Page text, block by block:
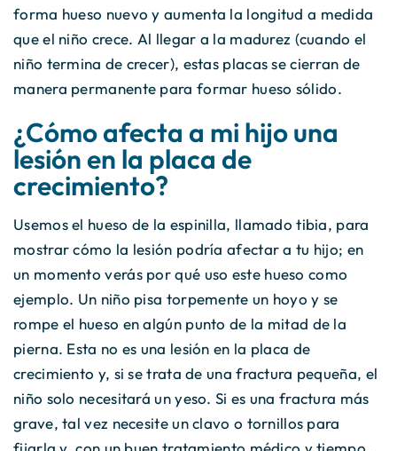
forma hueso nuevo y aumenta la longitud a medida
que el niño crece. Al llegar a la madurez (cuando el
niño termina de crecer), estas placas se cierran de
manera permanente para formar hueso sólido.
¿Cómo afecta a mi hijo una
lesión en la placa de
crecimiento?
Usemos el hueso de la espinilla, llamado tibia, para
mostrar cómo la lesión podría afectar a tu hijo; en
un momento verás por qué uso este hueso como
ejemplo. Un niño pisa torpemente un hoyo y se
rompe el hueso en algún punto de la mitad de la
pierna. Esta no es una lesión en la placa de
crecimiento y, si se trata de una fractura pequeña, el
niño solo necesitará un yeso. Si es una fractura más
grave, tal vez necesite un clavo o tornillos para